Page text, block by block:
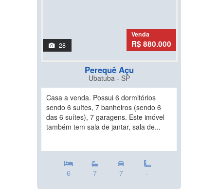
28
Venda
R$ 880.000
Perequê Açu
Ubatuba - SP
Casa a venda. Possui 6 dormitórios
sendo 6 suítes, 7 banheiros (sendo 6
das 6 suítes), 7 garagens. Este imóvel
também tem sala de jantar, sala de...
6 7 7 -